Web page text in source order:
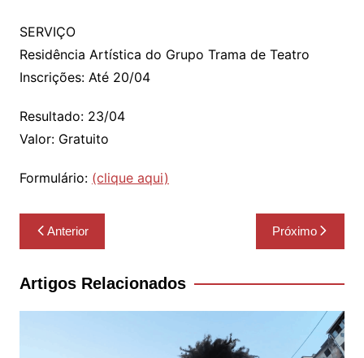
SERVIÇO
Residência Artística do Grupo Trama de Teatro
Inscrições: Até 20/04
Resultado: 23/04
Valor: Gratuito
Formulário: (clique aqui)
Navegação
de
Post
Anterior Próximo
Artigos Relacionados